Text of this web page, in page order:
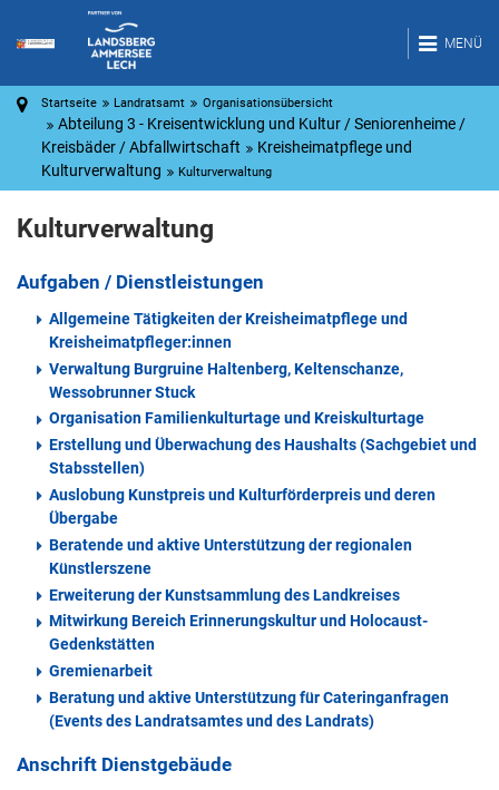
MENÜ
Startseite Landratsamt Organisationsübersicht
Abteilung 3 - Kreisentwicklung und Kultur / Seniorenheime /
Kreisbäder / Abfallwirtschaft
Kreisheimatpflege und
Kulturverwaltung
Kulturverwaltung
Kulturverwaltung
Aufgaben / Dienstleistungen
Allgemeine Tätigkeiten der Kreisheimatpflege und
Kreisheimatpfleger:innen
Verwaltung Burgruine Haltenberg, Keltenschanze,
Wessobrunner Stuck
Organisation Familienkulturtage und Kreiskulturtage
Erstellung und Überwachung des Haushalts (Sachgebiet und
Stabsstellen)
Auslobung Kunstpreis und Kulturförderpreis und deren
Übergabe
Beratende und aktive Unterstützung der regionalen
Künstlerszene
Erweiterung der Kunstsammlung des Landkreises
Mitwirkung Bereich Erinnerungskultur und Holocaust-
Gedenkstätten
Gremienarbeit
Beratung und aktive Unterstützung für Cateringanfragen
(Events des Landratsamtes und des Landrats)
Anschrift Dienstgebäude